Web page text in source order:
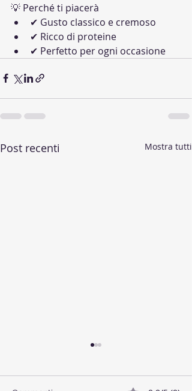
💡 Perché ti piacerà
✔ Gusto classico e cremoso
✔ Ricco di proteine
✔ Perfetto per ogni occasione
Post recenti Mostra tutti